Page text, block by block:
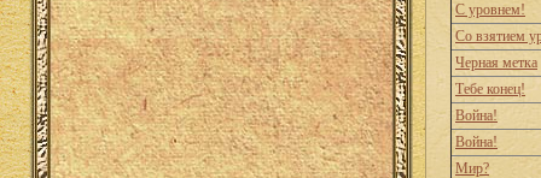
С уровнем!
Со взятием
Черная метка
Тебе конец!
Война!
Война!
Мир?